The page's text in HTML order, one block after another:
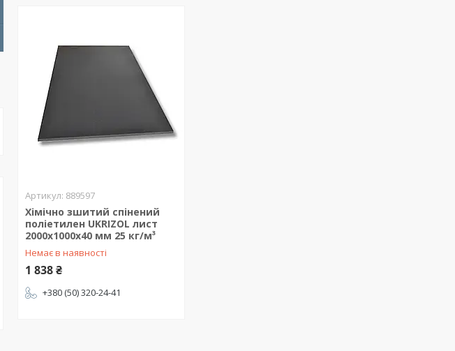
889597
Хімічно зшитий спінений
поліетилен UKRIZOL лист
2000х1000х40 мм 25 кг/м³
Немає в наявності
1 838 ₴
+380 (50) 320-24-41